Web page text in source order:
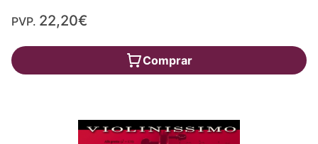
PVP. 22,20€
Comprar